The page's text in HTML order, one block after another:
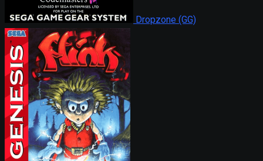
Dropzone (GG)